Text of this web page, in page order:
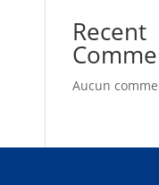
Recent
Aucun